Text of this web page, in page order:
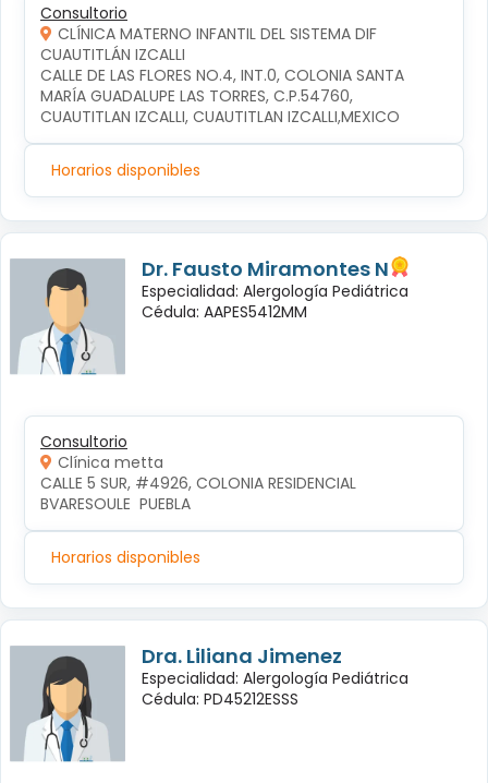
Consultorio
CLÍNICA MATERNO INFANTIL DEL SISTEMA DIF
CUAUTITLÁN IZCALLI
CALLE DE LAS FLORES NO.4, INT.0, COLONIA SANTA
MARÍA GUADALUPE LAS TORRES, C.P.54760,
CUAUTITLAN IZCALLI, CUAUTITLAN IZCALLI,MEXICO
Horarios disponibles
Dr. Fausto Miramontes N
Especialidad: Alergología Pediátrica
Cédula: AAPES5412MM
Consultorio
Clínica metta
CALLE 5 SUR, #4926, COLONIA RESIDENCIAL
BVARESOULE  PUEBLA
Horarios disponibles
Dra. Liliana Jimenez
Especialidad: Alergología Pediátrica
Cédula: PD45212ESSS